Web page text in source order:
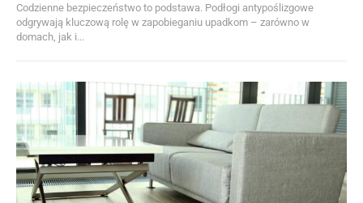
Codzienne bezpieczeństwo to podstawa. Podłogi antypoślizgowe
odgrywają kluczową rolę w zapobieganiu upadkom – zarówno w
domach, jak i...